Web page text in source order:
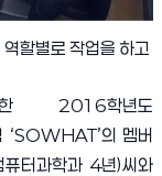
할별로 작업을 하고
한 2016학년도
‘SOWHAT’의 멤버
퓨터과학과 4년)씨와